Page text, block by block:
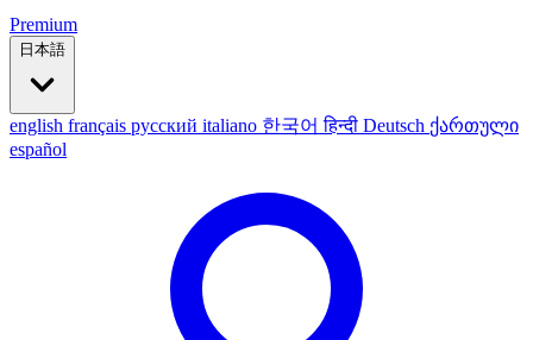
Premium
日本語
english français русский italiano 한국어हिन्दी Deutsch ქართული
español